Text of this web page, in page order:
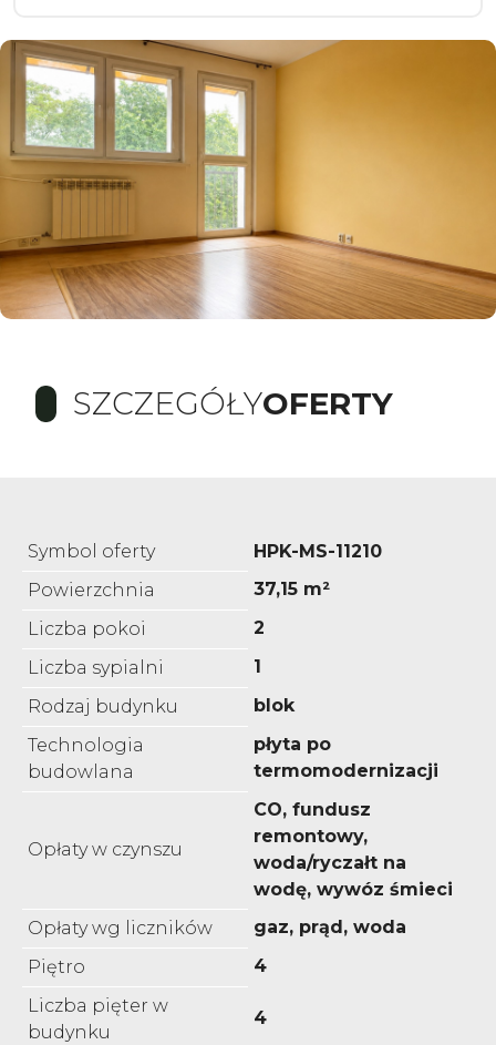
SZCZEGÓŁYOFERTY
Symbol oferty
HPK-MS-11210
Powierzchnia
37,15 m²
Liczba pokoi
2
Liczba sypialni
1
Rodzaj budynku
blok
Technologia
budowlana
płyta po
termomodernizacji
Opłaty w czynszu
CO, fundusz
remontowy,
woda/ryczałt na
wodę, wywóz śmieci
Opłaty wg liczników
gaz, prąd, woda
Piętro
4
Liczba pięter w
budynku
4